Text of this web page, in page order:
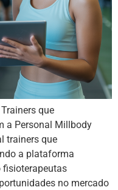
que
a Personal Millbody
trainers que
a plataforma
fisioterapeutas
no mercado